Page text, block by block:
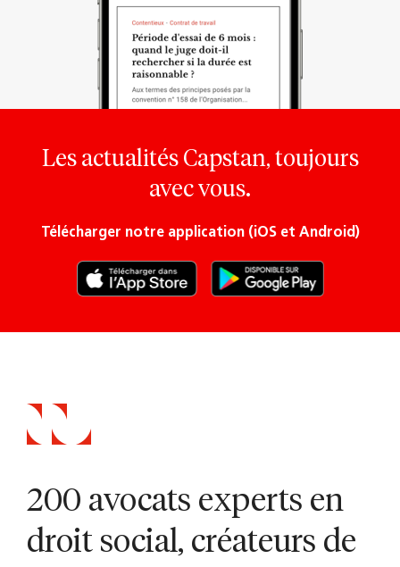
Les actualités Capstan, toujours
avec vous.
Télécharger notre application (iOS et Android)
200 avocats experts en
droit social, créateurs de